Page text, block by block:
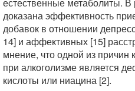
доказана эффективность
добавок в отношении
14] и аффективных [15]
мнение, что одной из причин
при алкоголизме является
кислоты или ниацина [2].